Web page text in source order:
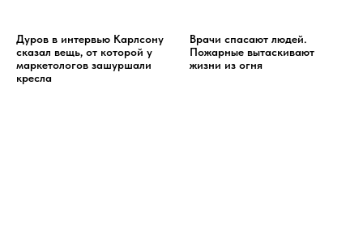
Дуров в интервью Карлсону
сказал вещь, от которой у
маркетологов зашуршали
кресла
Врачи спасают людей.
Пожарные вытаскивают
жизни из огня